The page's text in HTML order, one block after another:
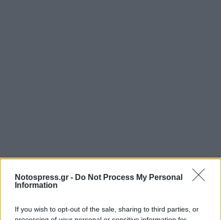
Notospress.gr - Do Not Process My Personal
Information
If you wish to opt-out of the sale, sharing to third parties, or